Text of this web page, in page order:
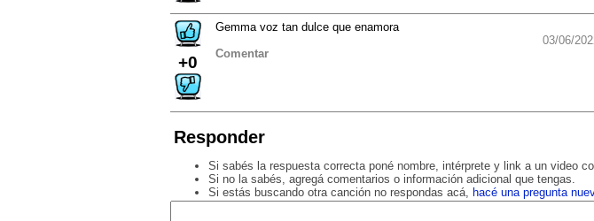
+0
Gemma voz tan dulce que enamora
03/06/
Comentar
Responder
Si sabés la respuesta correcta poné nombre, intérprete y link a un video
Si no la sabés, agregá comentarios o información adicional que tengas.
Si estás buscando otra canción no respondas acá, hacé una pregunta